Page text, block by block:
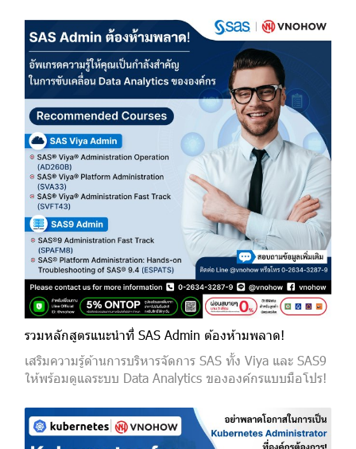
รวมหลักสูตรแนะนำที่ SAS Admin ต้องห้ามพลาด!
เสริมความรู้ด้านการบริหารจัดการ SAS ทั้ง Viya และ SAS9
ให้พร้อมดูแลระบบ Data Analytics ขององค์กรแบบมือโปร!